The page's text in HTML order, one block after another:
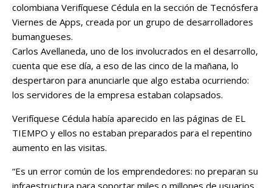
colombiana Verifíquese Cédula en la sección de Tecnósfera
Viernes de Apps, creada por un grupo de desarrolladores
bumangueses.
Carlos Avellaneda, uno de los involucrados en el desarrollo,
cuenta que ese día, a eso de las cinco de la mañana, lo
despertaron para anunciarle que algo estaba ocurriendo:
los servidores de la empresa estaban colapsados.
Verifíquese Cédula había aparecido en las páginas de EL
TIEMPO y ellos no estaban preparados para el repentino
aumento en las visitas.
“Es un error común de los emprendedores: no preparan su
infraestructura para soportar miles o millones de usuarios